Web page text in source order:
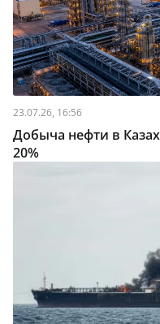
23.07.26, 16:56
Добыча нефти в
20%